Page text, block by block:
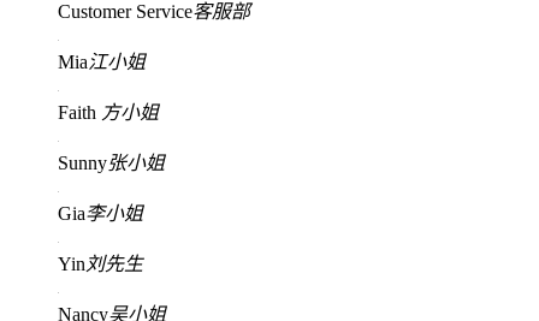
Customer Service客服部
Mia江小姐
Faith 方小姐
Sunny张小姐
Gia李小姐
Yin 刘先生
Nancy吴小姐